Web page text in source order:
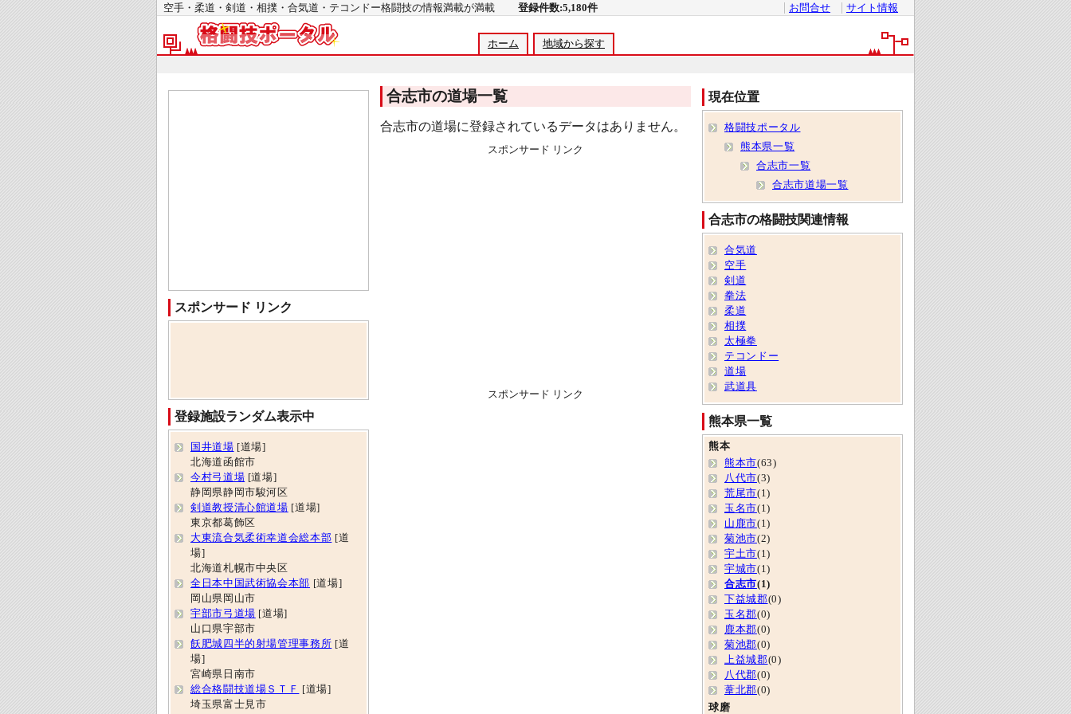
空手・柔道・剣道・相撲・合気道・テコンドー格闘技の情報満載が満載 登録件数:5,180件 お問合せ サイト情報
ホーム 地域から探す
合志市の道場一覧
合志市の道場に登録されているデータはありません。
スポンサード リンク
スポンサード リンク
スポンサード リンク
登録施設ランダム表示中
国井道場 [道場]
北海道函館市
今村弓道場 [道場]
静岡県静岡市駿河区
剣道教授清心館道場 [道場]
東京都葛飾区
大東流合気柔術幸道会総本部 [道
場]
北海道札幌市中央区
全日本中国武術協会本部 [道場]
岡山県岡山市
宇部市弓道場 [道場]
山口県宇部市
飫肥城四半的射場管理事務所 [道
場]
宮崎県日南市
総合格闘技道場ＳＴＦ
[道場]
埼玉県富士見市
現在位置
格闘技ポータル
熊本県一覧
合志市一覧
合志市道場一覧
合志市の格闘技関連情報
合気道
空手
剣道
拳法
柔道
相撲
太極拳
テコンドー
道場
武道具
熊本県一覧
熊本
熊本市(63)
八代市(3)
荒尾市(1)
玉名市(1)
山鹿市(1)
菊池市(2)
宇土市(1)
宇城市(1)
合志市(1)
下益城郡(0)
玉名郡(0)
鹿本郡(0)
菊池郡(0)
上益城郡(0)
八代郡(0)
葦北郡(0)
球磨